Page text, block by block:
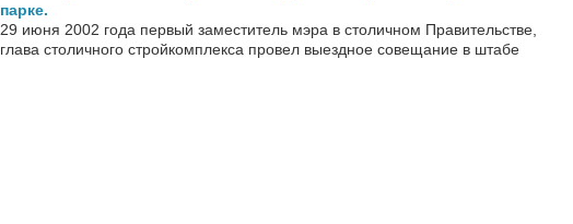
парке.
29 июня 2002 года первый заместитель мэра в столичном Правительстве,
глава столичного стройкомплекса провел выездное совещание в штабе